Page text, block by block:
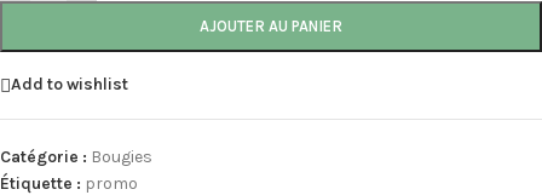
AJOUTER AU PANIER
Add to wishlist
Catégorie : Bougies
Étiquette : promo